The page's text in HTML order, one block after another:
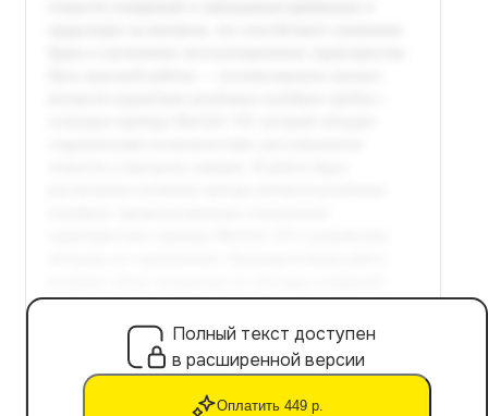
Полный текст доступен
в расширенной версии
Оплатить 449 р.